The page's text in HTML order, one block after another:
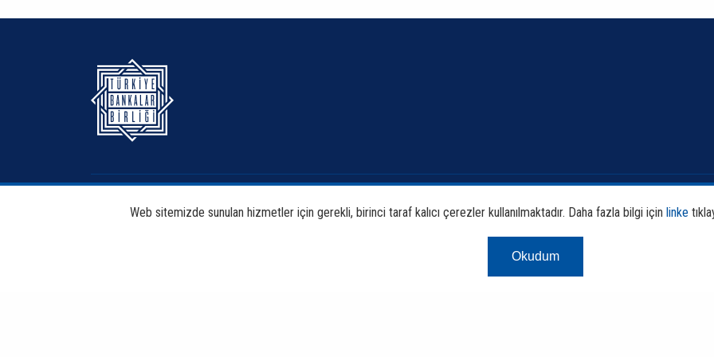
Hakkımızda Bankacılık Banka ve Sektör Bilgileri
Sürdürülebilirlik
Web sitemizde sunulan hizmetler için gerekli, birinci taraf kalıcı çerezler kullanılmaktadır. Daha fazla bilgi için linke
Okudum